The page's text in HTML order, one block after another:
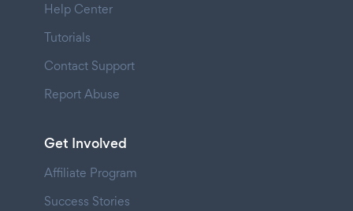
Help Center
Tutorials
Contact Support
Report Abuse
Get Involved
Affiliate Program
Success Stories